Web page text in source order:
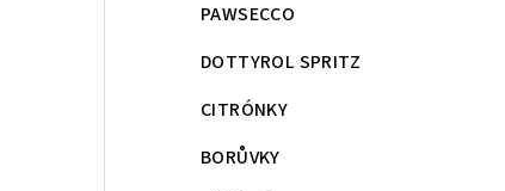
PAWSECCO
DOTTYROL SPRITZ
CITRÓNKY
BORŮVKY